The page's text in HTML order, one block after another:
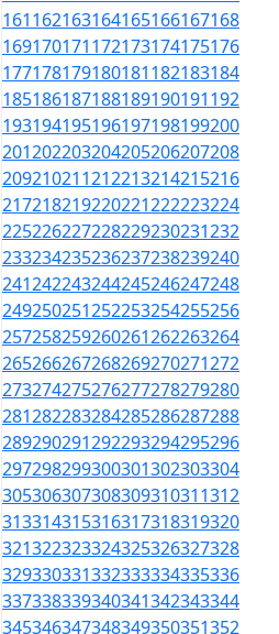
161162163164165166167168
169170171172173174175176
177178179180181182183184
185186187188189190191192
193194195196197198199200
201202203204205206207208
209210211212213214215216
217218219220221222223224
225226227228229230231232
233234235236237238239240
241242243244245246247248
249250251252253254255256
257258259260261262263264
265266267268269270271272
273274275276277278279280
281282283284285286287288
289290291292293294295296
297298299300301302303304
305306307308309310311312
313314315316317318319320
321322323324325326327328
329330331332333334335336
337338339340341342343344
345346347348349350351352